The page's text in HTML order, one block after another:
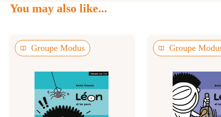
You may also like...
Groupe Modus Groupe